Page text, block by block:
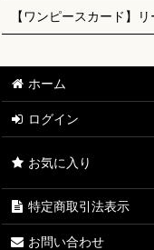
【ワンピースカード】
ホーム
ログイン
お気に入り
特定商取引法表示
お問い合わせ